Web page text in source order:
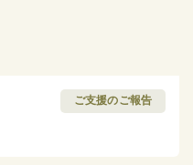
ご支援のご報告